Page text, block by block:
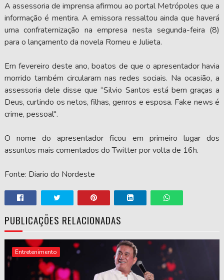
A assessoria de imprensa afirmou ao portal Metrópoles que a
informação é mentira. A emissora ressaltou ainda que haverá
uma confraternização na empresa nesta segunda-feira (8)
para o lançamento da novela Romeu e Julieta.
Em fevereiro deste ano, boatos de que o apresentador havia
morrido também circularam nas redes sociais. Na ocasião, a
assessoria dele disse que “Silvio Santos está bem graças a
Deus, curtindo os netos, filhas, genros e esposa. Fake news é
crime, pessoal".
O nome do apresentador ficou em primeiro lugar dos
assuntos mais comentados do Twitter por volta de 16h.
Fonte: Diario do Nordeste
PUBLICAÇÕES RELACIONADAS
Entretenimento